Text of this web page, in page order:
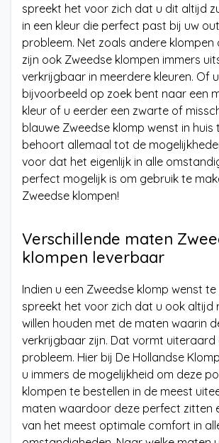
spreekt het voor zich dat u dit altijd
in een kleur die perfect past bij uw
probleem. Net zoals andere klompen
zijn ook Zweedse klompen immers
verkrijgbaar in meerdere kleuren. Of
bijvoorbeeld op zoek bent naar een
kleur of u eerder een zwarte of
blauwe Zweedse klomp wenst in huis
behoort allemaal tot de
voor dat het eigenlijk in alle
perfect mogelijk is om gebruik te
Zweedse klompen!
Verschillende maten
klompen leverbaar
Indien u een Zweedse klomp wenst
spreekt het voor zich dat u ook altijd
willen houden met de maten waarin
verkrijgbaar zijn. Dat vormt uiteraard
probleem. Hier bij De Hollandse
u immers de mogelijkheid om deze
klompen te bestellen in de meest
maten waardoor deze perfect zitten
van het meest optimale comfort in